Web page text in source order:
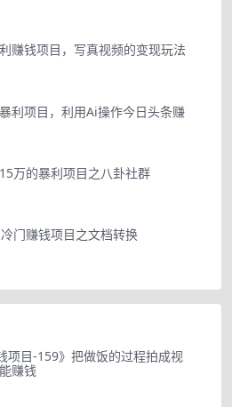
赚钱项目，写真视频的变现玩法
利项目，利用Ai操作今日头条赚
万的暴利项目之八卦社群
门赚钱项目之文档转换
项目-159》把做饭的过程拍成视
赚钱